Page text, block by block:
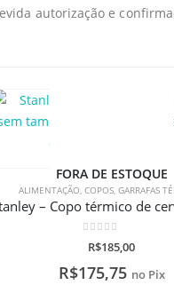
autorização e
FORA DE ESTOQUE
ALIMENTAÇÃO,COPOS,GARRAFAS
de 5
R$185,00
R$175,75 no Pix